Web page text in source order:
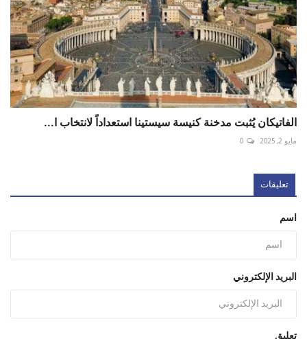
الفاتيكان يُثبت مدخنة كنيسة سيستينا استعداداً لانتخاب ا...
مايو 2, 2025 0
تعليقات
اسم
البريد الإلكتروني